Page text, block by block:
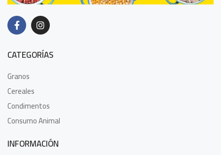
CATEGORÍAS
Granos
Cereales
Condimentos
Consumo Animal
INFORMACIÓN